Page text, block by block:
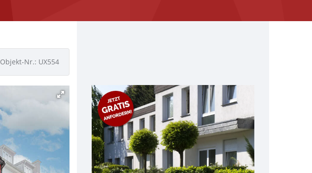
Objekt-Nr.: UX554